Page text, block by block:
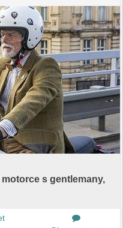
s gentlemany,